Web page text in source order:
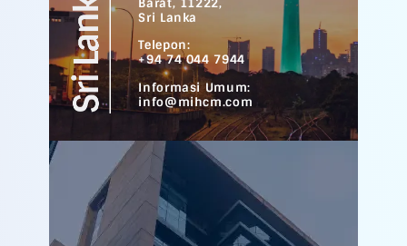
Barat, 11222,
Sri Lanka
Telepon:
+94 74 044 7944
Informasi Umum:
info@mihcm.com